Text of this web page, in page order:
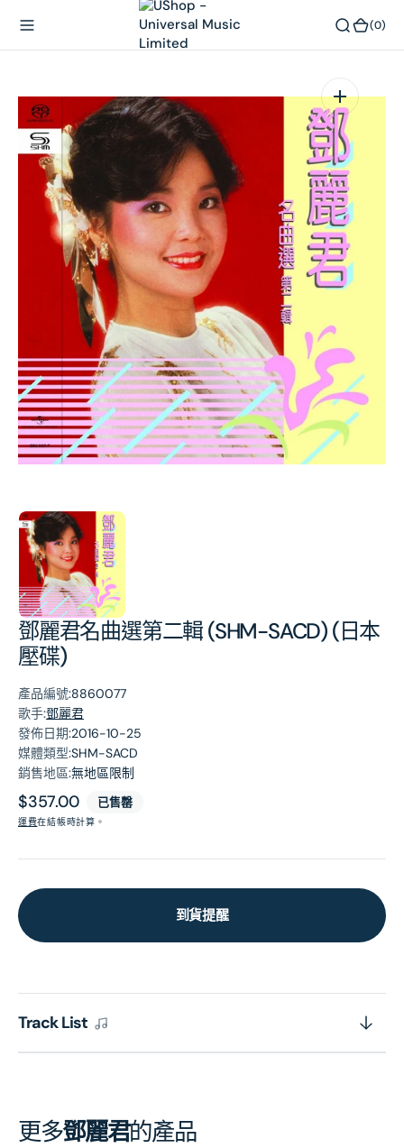
(0)
鄧麗君名曲選第二輯 (SHM-SACD) (日本
壓碟)
產品編號:8860077
歌手:鄧麗君
發佈日期:2016-10-25
媒體類型:SHM-SACD
銷售地區:無地區限制
原
價
$357.00 已售罄
運費在結帳時計算。
到貨提醒
Track List
在
相
簿
中
開
啟
第
1
張
更多鄧麗君的產品